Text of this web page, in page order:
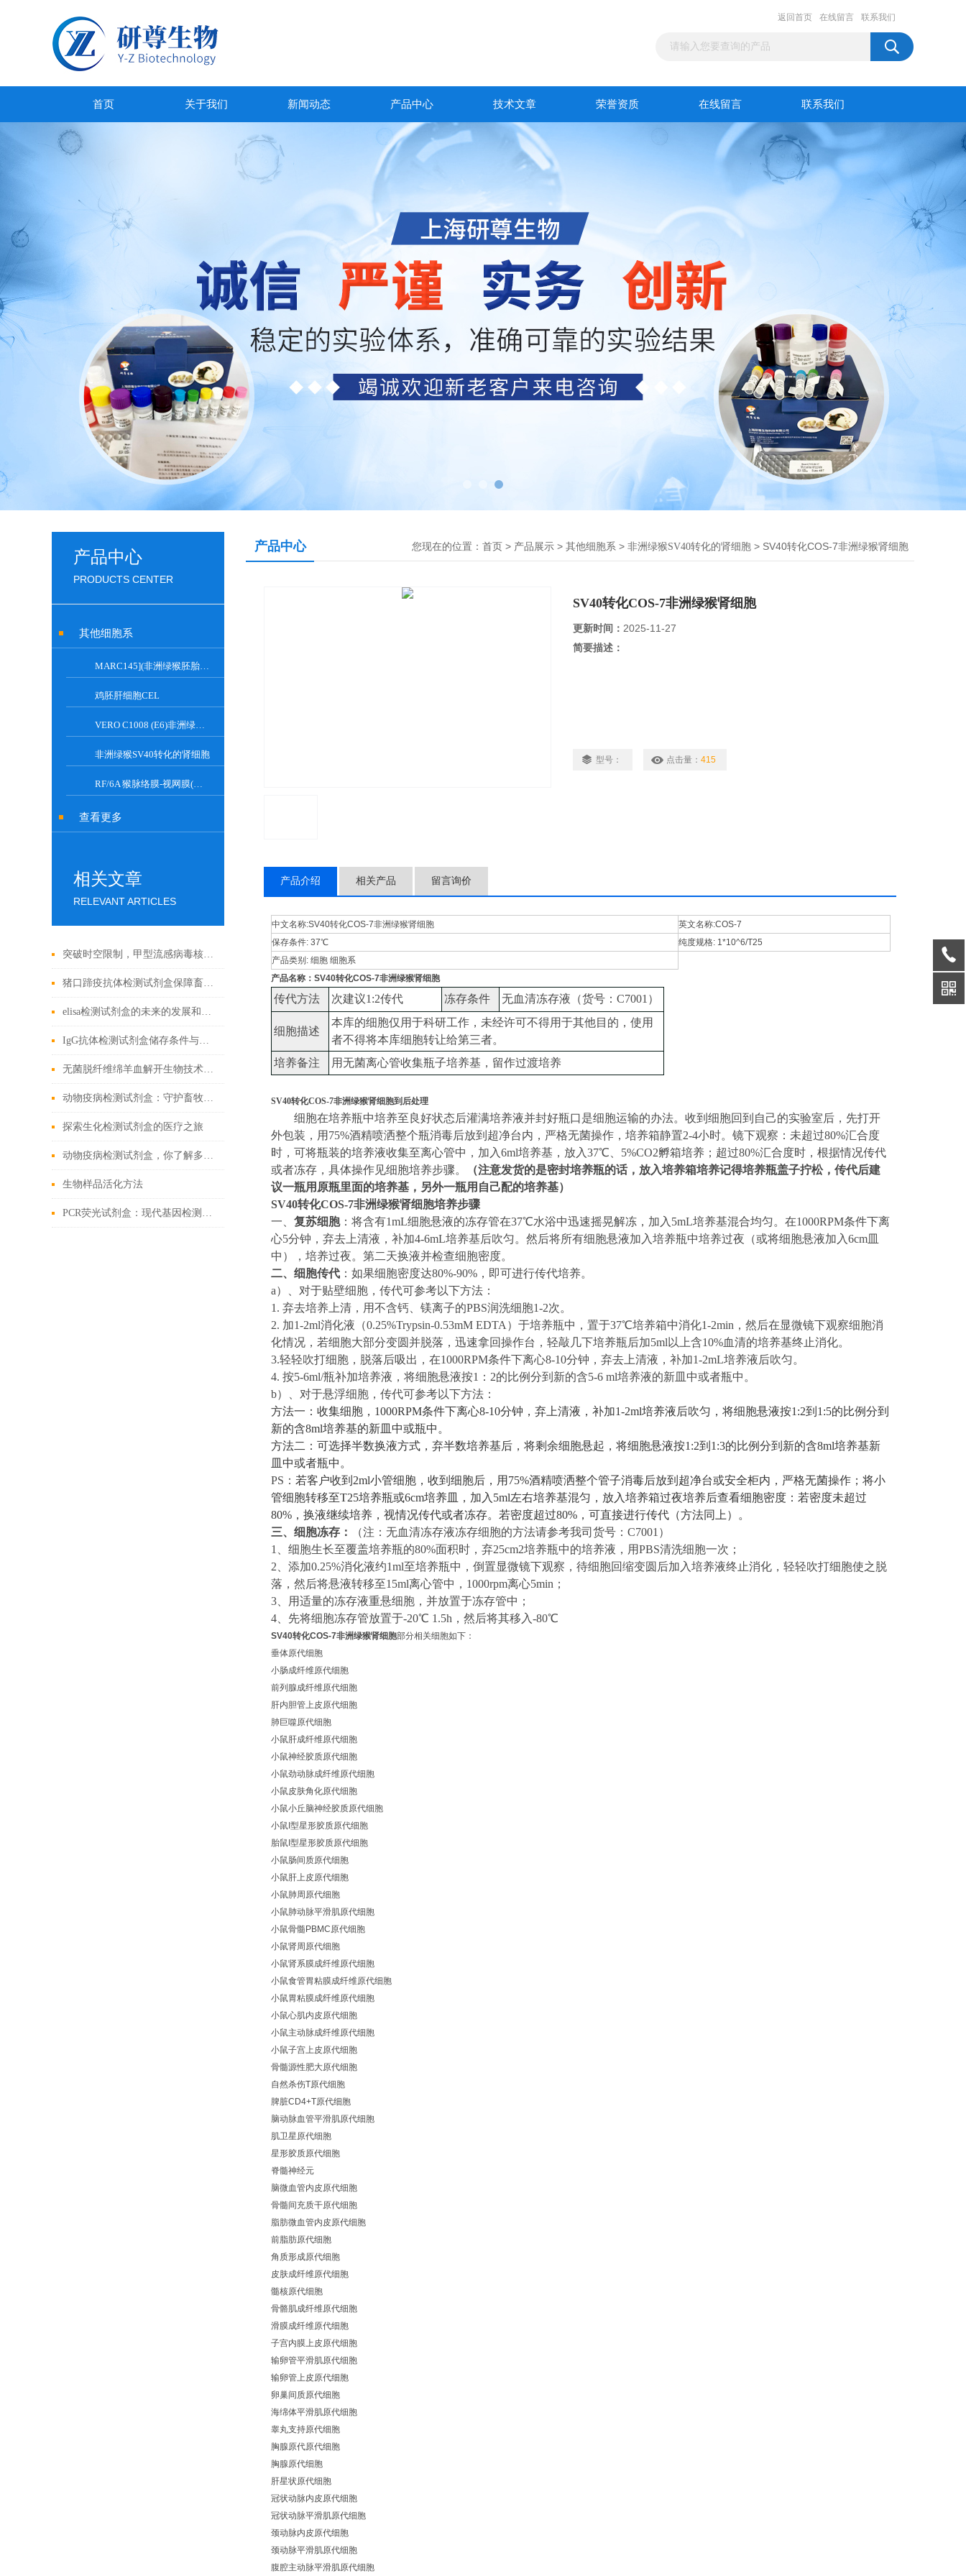
返回首页 在线留言 联系我们
首页 关于我们 新闻动态 产品中心 技术文章 荣誉资质 在线留言 联系我们
产品中心
PRODUCTS CENTER
其他细胞系
MARC145](非洲绿猴胚胎肾细胞)
鸡胚肝细胞CEL
VERO C1008 (E6)非洲绿猴肾细胞
非洲绿猴SV40转化的肾细胞
RF/6A 猴脉络膜-视网膜(内皮)细胞系
查看更多
相关文章
RELEVANT ARTICLES
突破时空限制，甲型流感病毒核酸检测试剂盒的应用与发展
猪口蹄疫抗体检测试剂盒保障畜牧业健康发展的重要工具
elisa检测试剂盒的未来的发展和优点分享
IgG抗体检测试剂盒储存条件与有效期管理
无菌脱纤维绵羊血解开生物技术的奇迹
动物疫病检测试剂盒：守护畜牧业健康
探索生化检测试剂盒的医疗之旅
动物疫病检测试剂盒，你了解多少？
生物样品活化方法
PCR荧光试剂盒：现代基因检测的得力助手
产品中心 您现在的位置： 首页 > 产品展示 > 其他细胞系 > 非洲绿猴SV40转化的肾细胞 > SV40转化COS-7非洲绿猴肾细胞
SV40转化COS-7非洲绿猴肾细胞
更新时间： 2025-11-27
简要描述：
型号： 点击量： 415
产品介绍 相关产品 留言询价
中文名称:SV40转化COS-7非洲绿猴肾细胞 英文名称:COS-7
保存条件: 37℃ 纯度规格: 1*10^6/T25
产品类别: 细胞 细胞系
产品名称： SV40转化COS-7非洲绿猴肾细胞
传代方法 次建议1:2传代 冻存条件 无血清冻存液（货号： C7001 ）
细胞描述
本库的细胞仅用于科研工作，未经许可不得用于其他目的，使用
者不得将本库细胞转让给第三者。
培养备注
用无菌离心管收集瓶子培养基，留作过渡培养
SV40转化COS-7非洲绿猴肾细胞到后处理
细胞在培养瓶中培养至良好状态后灌满培养液并封好瓶口是细胞运输的办法。收到细胞回到自己的实验室后，先打开
外包装，用 75%酒精喷洒整个瓶消毒后放到超净台内，严格无菌操作 ， 培养箱静置2-4小时。镜下观察：未超过80%汇合度
时，可将瓶装的培养液收集至离心管中，加入6ml培养基，放入37℃、5%CO2孵箱培养；超过80%汇合度时，根据情况传代
或者冻存，具体操作见细胞培养步骤。
（注意发货的是密封培养瓶的话，放入培养箱培养记得培养瓶盖子拧松，传代后建
议一瓶用原瓶里面的培养基，另外一瓶用自己配的培养基）
SV40转化COS-7非洲绿猴肾细胞培养步骤
一、 复苏细胞：将含有1mL细胞悬液的冻存管在37℃水浴中迅速摇晃解冻，加入5mL培养基混合均匀。在1000RPM条件下离
心5分钟，弃去上清液，补加4-6mL培养基后吹匀。然后将所有细胞悬液加入培养瓶中培养过夜（或将细胞悬液加入6cm皿
中 ）
，培养过夜。第二天换液并检查细胞密度。
二、 细胞传代 ：如果细胞密度达80%-90%，即可进行传代培养。
a）
、对于贴壁细胞，传代可参考以下方法：
1. 弃去培养上清，用不含钙、镁离子的PBS润洗细胞1-2次。
2. 加1-2ml消化液（0.25%Trypsin-0.53mM EDTA）于培养瓶中，置于37℃培养箱中消化1-2min ，然后在显微镜下观察细胞消
化情况，若细胞大部分变圆并脱落，迅速拿回操作台，轻敲几下培养瓶后加5ml以上含10%血清的培养基终止消化。
3.轻轻吹打细胞，脱落后吸出，在1000RPM条件下离心8-10分钟，弃去上清液，补加1-2mL培养液后吹匀。
4. 按5-6ml/瓶补加培养液，将细胞悬液按1：2的比例分到新的含5-6 ml培养液的新皿中或者瓶中。
b）、 对于悬浮细胞，传代可参考以下方法：
方法一：收集细胞， 1000RPM条件下离心8-10分钟，弃上清液，补加1-2ml培养液后吹匀，将细胞悬液按1:2到1:5的比例分到
新的含8ml培养基的新皿中或瓶中。
方法二：可选择半数换液方式，弃半数培养基后，将剩余细胞悬起，将细胞悬液按1:2到1:3的比例分到新的含8ml培养基新
皿中或者瓶中。
PS： 若客户收到 2ml小管细胞，收到细胞后，用75%酒精喷洒整个管子消毒后放到超净台或安全柜内，严格无菌操作；将小
管细胞转移至T25培养瓶或6cm培养皿，加入 5ml左右培养基混匀，放入培养箱过夜培养后查看细胞密度：若密度未超过
80%，换液继续培养，视情况传代或者冻存。若密度超过80%，可直接进行传代（方法同上）。
三、 细胞冻存： （注：无血清冻存液冻存细胞的方法请参考我司货号： C7001 ）
1
细胞生长至覆盖培养瓶的80%面积时，弃25cm2培养瓶中的培养液，用PBS清洗细胞一次；
2
添加0.25%消化液约1ml至培养瓶中，倒置显微镜下观察，待细胞回缩变圆后加入培养液终止消化，轻轻吹打细胞使之脱
落，然后将悬液转移至15ml离心管中，1000rpm离心5min；
3
用适量的冻存液重悬细胞，并放置于冻存管中；
4
先将细胞冻存管放置于-20℃ 1.5h，然后将其移入-80℃
SV40转化COS-7非洲绿猴肾细胞部分相关细胞如下：
垂体原代细胞
小肠成纤维原代细胞
前列腺成纤维原代细胞
肝内胆管上皮原代细胞
肺巨噬原代细胞
小鼠肝成纤维原代细胞
小鼠神经胶质原代细胞
小鼠劲动脉成纤维原代细胞
小鼠皮肤角化原代细胞
小鼠小丘脑神经胶质原代细胞
小鼠I型星形胶质原代细胞
胎鼠I型星形胶质原代细胞
小鼠肠间质原代细胞
小鼠肝上皮原代细胞
小鼠肺周原代细胞
小鼠肺动脉平滑肌原代细胞
小鼠骨髓PBMC原代细胞
小鼠肾周原代细胞
小鼠肾系膜成纤维原代细胞
小鼠食管胃粘膜成纤维原代细胞
小鼠胃粘膜成纤维原代细胞
小鼠心肌内皮原代细胞
小鼠主动脉成纤维原代细胞
小鼠子宫上皮原代细胞
骨髓源性肥大原代细胞
自然杀伤T原代细胞
脾脏CD4+T原代细胞
脑动脉血管平滑肌原代细胞
肌卫星原代细胞
星形胶质原代细胞
脊髓神经元
脑微血管内皮原代细胞
骨髓间充质干原代细胞
脂肪微血管内皮原代细胞
前脂肪原代细胞
角质形成原代细胞
皮肤成纤维原代细胞
髓核原代细胞
骨骼肌成纤维原代细胞
滑膜成纤维原代细胞
子宫内膜上皮原代细胞
输卵管平滑肌原代细胞
输卵管上皮原代细胞
卵巢间质原代细胞
海绵体平滑肌原代细胞
睾丸支持原代细胞
胸腺原代原代细胞
胸腺原代细胞
肝星状原代细胞
冠状动脉内皮原代细胞
冠状动脉平滑肌原代细胞
颈动脉内皮原代细胞
颈动脉平滑肌原代细胞
腹腔主动脉平滑肌原代细胞